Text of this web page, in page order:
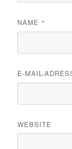
NAME *
E-MAIL-
WEBSITE